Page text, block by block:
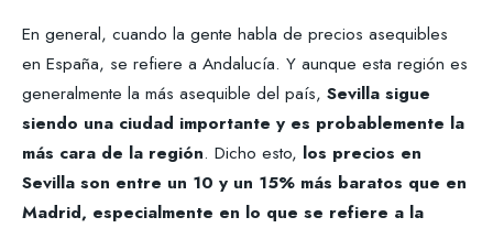
En general, cuando la gente habla de precios asequibles
en España, se refiere a Andalucía. Y aunque esta región es
generalmente la más asequible del país, Sevilla sigue
siendo una ciudad importante y es probablemente la
más cara de la región. Dicho esto, los precios en
Sevilla son entre un 10 y un 15% más baratos que en
Madrid, especialmente en lo que se refiere a la